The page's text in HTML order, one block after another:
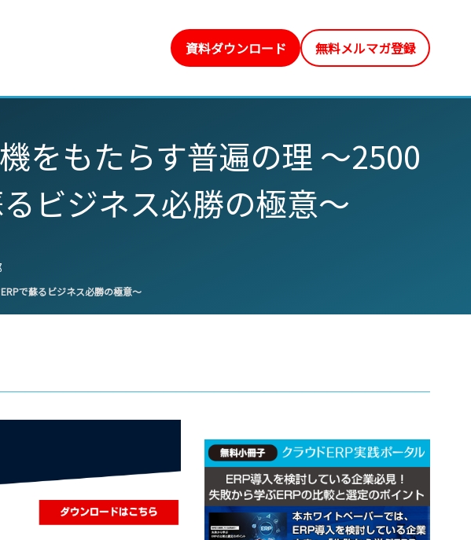
資料ダウンロード 無料メルマガ登録
をもたらす普遍の理 〜2500
ビジネス必勝の極意〜
で蘇るビジネス必勝の極意〜